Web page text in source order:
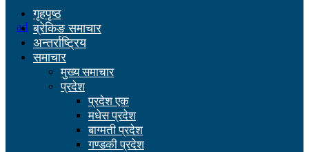
गृहपृष्ठ
ब्रेकिङ समाचार
अन्तर्राष्ट्रिय
समाचार
मुख्य समाचार
प्रदेश
प्रदेश एक
मधेस प्रदेश
बाग्मती प्रदेश
गण्डकी प्रदेश